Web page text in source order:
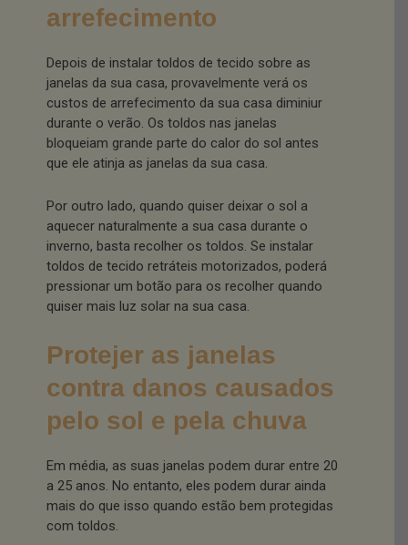
arrefecimento
Depois de instalar toldos de tecido sobre as
janelas da sua casa, provavelmente verá os
custos de arrefecimento da sua casa diminiur
durante o verão. Os toldos nas janelas
bloqueiam grande parte do calor do sol antes
que ele atinja as janelas da sua casa.
Por outro lado, quando quiser deixar o sol a
aquecer naturalmente a sua casa durante o
inverno, basta recolher os toldos. Se instalar
toldos de tecido retráteis motorizados, poderá
pressionar um botão para os recolher quando
quiser mais luz solar na sua casa.
Protejer as janelas
contra danos causados
pelo sol e pela chuva
Em média, as suas janelas podem durar entre 20
a 25 anos. No entanto, eles podem durar ainda
mais do que isso quando estão bem protegidas
com toldos.